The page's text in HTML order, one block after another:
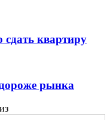
сдать квартиру
рынка